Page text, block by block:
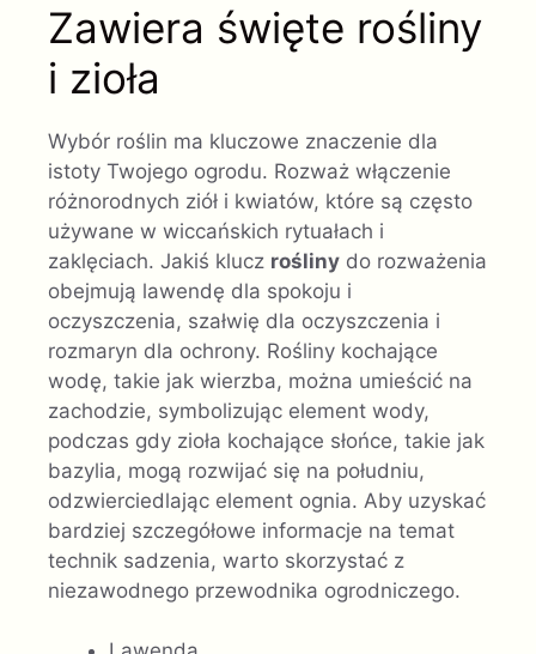
Zawiera święte rośliny
i zioła
Wybór roślin ma kluczowe znaczenie dla
istoty Twojego ogrodu. Rozważ włączenie
różnorodnych ziół i kwiatów, które są często
używane w wiccańskich rytuałach i
zaklęciach. Jakiś klucz rośliny do rozważenia
obejmują lawendę dla spokoju i
oczyszczenia, szałwię dla oczyszczenia i
rozmaryn dla ochrony. Rośliny kochające
wodę, takie jak wierzba, można umieścić na
zachodzie, symbolizując element wody,
podczas gdy zioła kochające słońce, takie jak
bazylia, mogą rozwijać się na południu,
odzwierciedlając element ognia. Aby uzyskać
bardziej szczegółowe informacje na temat
technik sadzenia, warto skorzystać z
niezawodnego przewodnika ogrodniczego.